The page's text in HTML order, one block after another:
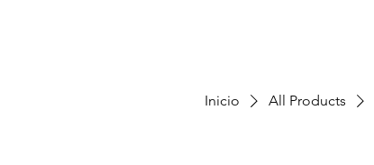
Inicio All Products